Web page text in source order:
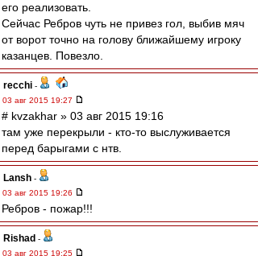
его реализовать.
Сейчас Ребров чуть не привез гол, выбив мяч
от ворот точно на голову ближайшему игроку
казанцев. Повезло.
recchi -
03 авг 2015 19:27
# kvzakhar » 03 авг 2015 19:16
там уже перекрыли - кто-то выслуживается
перед барыгами с нтв.
Lansh -
03 авг 2015 19:26
Ребров - пожар!!!
Rishad -
03 авг 2015 19:25